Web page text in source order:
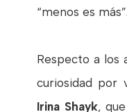
“menos es más”.
Respecto a los
curiosidad por
Irina Shayk,